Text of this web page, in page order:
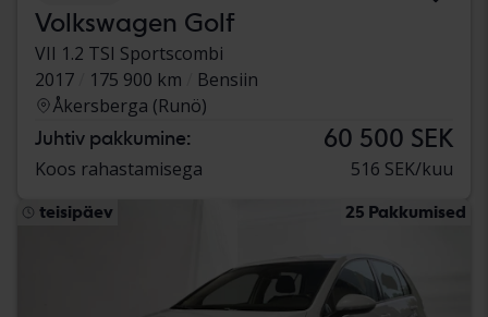
Volkswagen Golf
VII 1.2 TSI Sportscombi
2017
175 900 km
Bensiin
Åkersberga (Runö)
Juhtiv pakkumine: 60 500 SEK
Koos rahastamisega 516 SEK/kuu
teisipäev 25 Pakkumised